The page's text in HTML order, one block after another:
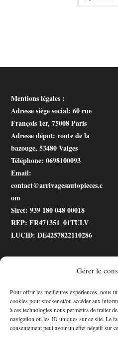
Gérer le
Pour offrir les meilleures expériences, nous
cookies pour stocker et/ou accéder aux
à ces technologies nous permettra de traiter
navigation ou les ID uniques sur ce site. Le
consentement peut avoir un effet négatif sur
20,00 €.
Mentions légales :
Adresse siège social: 60 rue
François 1er, 75008 Paris
Adresse dépot: route de la
bazouge, 53480 Vaiges
Téléphone: 0698100093
Email:
contact@arrivagesautopieces.c
om
Siret: 939 180 048 00018
REP: FR471351_01TULV
LUCID: DE4257822110286
Accessibilité
Mon Compte